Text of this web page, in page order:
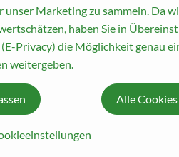
#51069 19,89 €/
Rezepte
gefunden.
unser Marketing zu sammeln. Da
haben Sie in
Privacy) die Möglichkeit genau
weitergeben.
Alle